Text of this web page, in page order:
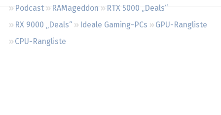
Podcast RAMageddon
RTX 5000 „Deals“
RX 9000 „Deals“
Ideale Gaming-PCs
GPU-Rangliste
CPU-Rangliste